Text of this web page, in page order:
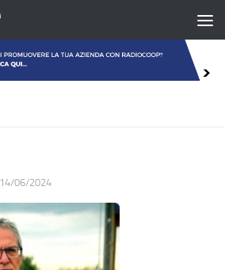
14/06/2024